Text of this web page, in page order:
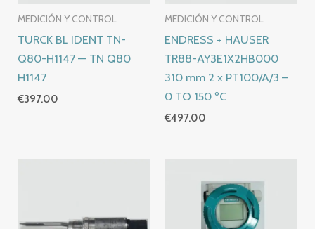
MEDICIÓN Y CONTROL
TURCK BL IDENT TN-
Q80-H1147 — TN Q80
H1147
€397.00
MEDICIÓN Y CONTROL
ENDRESS + HAUSER
TR88-AY3E1X2HB000
310 mm 2 x PT100/A/3 –
0 TO 150 ºC
€497.00